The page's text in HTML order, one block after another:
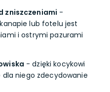
zniszczeniami -
lub fotelu jest
i ostrymi pazurami
- dzięki kocykowi
dla niego zdecydowanie